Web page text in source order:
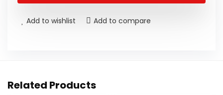
Add to wishlist Add to compare
Related Products